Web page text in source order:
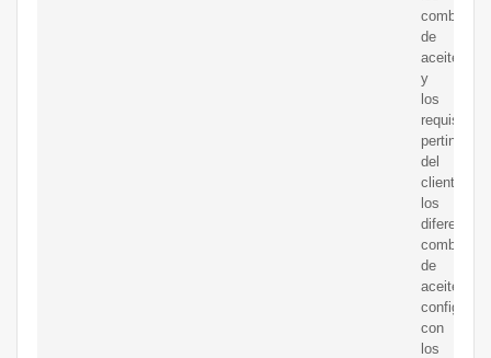
de
aceite
y
los
requisitos
pertinentes
del
cliente,
los
diferentes
de
aceite
configuran
con
los